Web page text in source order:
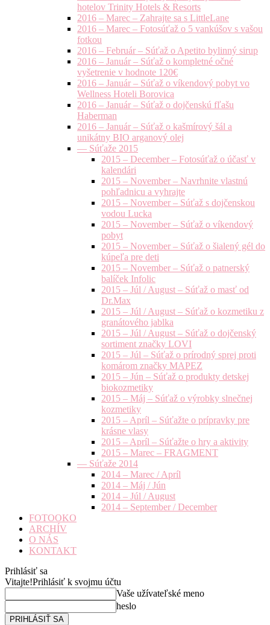
hotelov Trinity Hotels & Resorts
2016 – Marec – Zahrajte sa s LittleLane
2016 – Marec – Fotosúťaž o 5 vankúšov s vašou
fotkou
2016 – Február – Súťaž o Apetito bylinný sirup
2016 – Január – Súťaž o kompletné očné
vyšetrenie v hodnote 120€
2016 – Január – Súťaž o víkendový pobyt vo
Wellness Hoteli Borovica
2016 – Január – Súťaž o dojčenskú fľašu
Haberman
2016 – Január – Súťaž o kašmírový šál a
unikátny BIO arganový olej
— Súťaže 2015
2015 – December – Fotosúťaž o účasť v
kalendári
2015 – November – Navrhnite vlastnú
pohľadnicu a vyhrajte
2015 – November – Súťaž s dojčenskou
vodou Lucka
2015 – November – Súťaž o víkendový
pobyt
2015 – November – Súťaž o šialený gél do
kúpeľa pre deti
2015 – November – Súťaž o patnerský
balíček Infolic
2015 – Júl / August – Súťaž o masť od
Dr.Max
2015 – Júl / August – Súťaž o kozmetiku z
granátového jablka
2015 – Júl / August – Súťaž o dojčenský
sortiment značky LOVI
2015 – Júl – Súťaž o prírodný sprej proti
komárom značky MAPEZ
2015 – Jún – Súťaž o produkty detskej
biokozmetiky
2015 – Máj – Súťaž o výrobky slnečnej
kozmetiky
2015 – Apríl – Súťažte o prípravky pre
krásne vlasy
2015 – Apríl – Súťažte o hry a aktivity
2015 – Marec – FRAGMENT
— Súťaže 2014
2014 – Marec / Apríl
2014 – Máj / Jún
2014 – Júl / August
2014 – September / December
FOTOOKO
ARCHÍV
O NÁS
KONTAKT
Prihlásiť sa
Vitajte!Prihlásiť k svojmu účtu
Vaše užívateľské meno
heslo